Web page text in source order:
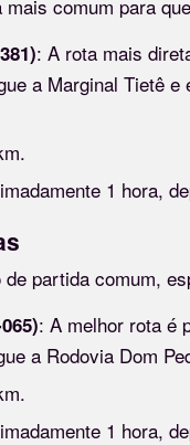
comum para
: A rota mais
a Marginal Tietê
1 hora,
partida comum,
: A melhor rota é
a Rodovia Dom
1 hora,